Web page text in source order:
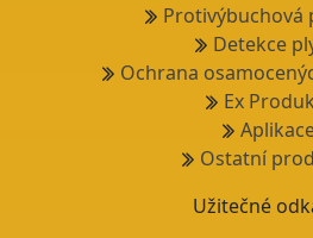
Protivýbuchová
Detekce
Ochrana
Ex
Ostatní
Užitečné